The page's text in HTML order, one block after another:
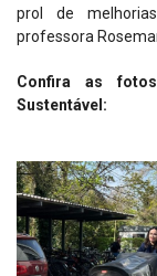
prol de
professora
Confira as
Sustentável: